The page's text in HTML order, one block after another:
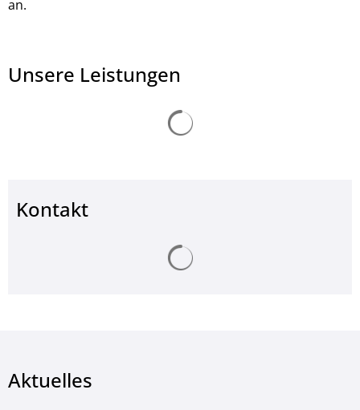
an.
Unsere Leistungen
Kontakt
Aktuelles